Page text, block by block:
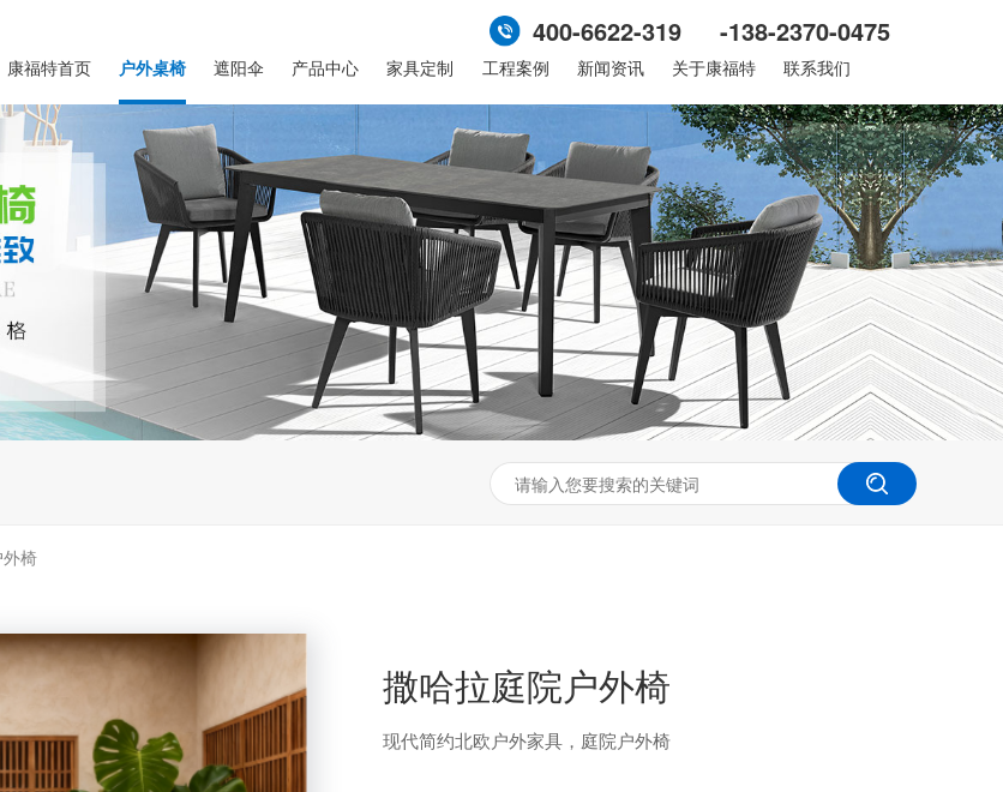
400-6622-319 -138-2370-0475
康福特首页 户外桌椅 遮阳伞 产品中心 家具定制 工程案例 新闻资讯 关于康福特 联系我们
椅
撒哈拉庭院户外椅
现代简约北欧户外家具，庭院户外椅